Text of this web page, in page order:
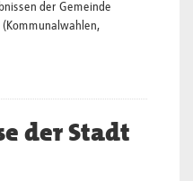
der Gemeinde
der Stadt